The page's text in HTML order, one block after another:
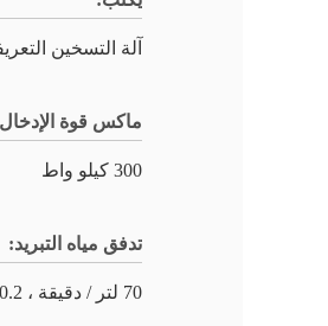
آلة التسخين
ماكس قوة
300 كيلو واط
تدفق مياه التبريد:
70 لتر / دقيقة ، 0.2 ميجا باسكال